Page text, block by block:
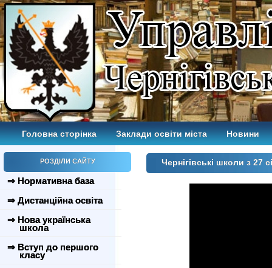
Головна сторінка Заклади освіти міста Новини
РОЗДІЛИ САЙТУ
⇒ Нормативна база
⇒ Дистанційна освіта
⇒ Нова українська
школа
⇒ Вступ до першого
класу
Чернігівські школи з 27